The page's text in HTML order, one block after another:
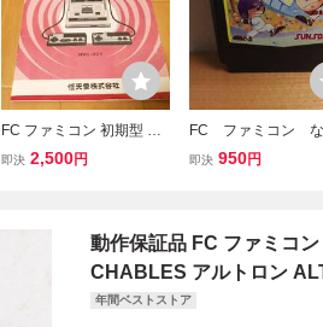
FC ファミコン 初期型 四
角ボタン HVC-001 説明
即決 2,500円
FC ファミコン な
ったって!！ベースボ
即決 950円
動作保証品 FC ファミコ
CHABLES アルトロン
年間ベストストア